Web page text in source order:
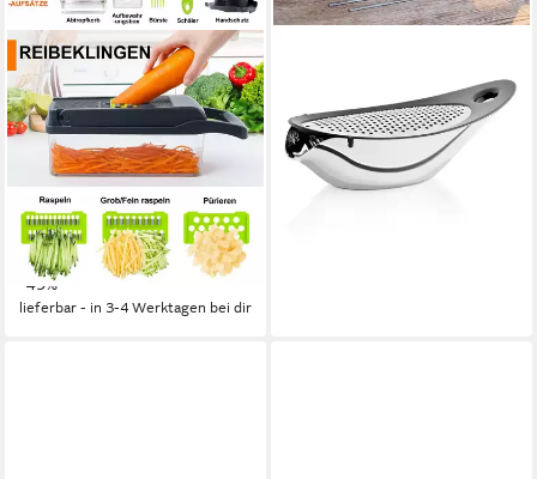
MUTIG
Gemüseschneider 16 In 1
Gemüseschneider,Gemüse
Schneider, Mandoline
Gemüsehobel
Manuelle Bedienung Betriebsart
Edelstahl
Material Messer
22,89 € UVP44,89 €
-49%
lieferbar - in 3-4 Werktagen bei dir
manuell Betriebsart
ab 35,95 € 59,95 €
-40%